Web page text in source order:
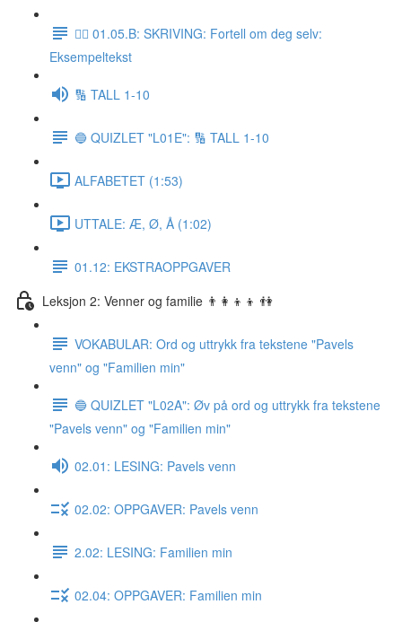
✍🏼 01.05.B: SKRIVING: Fortell om deg selv:
Eksempeltekst
🔢 TALL 1-10
🔵 QUIZLET "L01E": 🔢 TALL 1-10
ALFABETET (1:53)
UTTALE: Æ, Ø, Å (1:02)
01.12: EKSTRAOPPGAVER
Leksjon 2: Venner og familie 👨‍👩‍👦‍👦 👫
VOKABULAR: Ord og uttrykk fra tekstene "Pavels
venn" og "Familien min"
🔵 QUIZLET "L02A": Øv på ord og uttrykk fra tekstene
"Pavels venn" og "Familien min"
02.01: LESING: Pavels venn
02.02: OPPGAVER: Pavels venn
2.02: LESING: Familien min
02.04: OPPGAVER: Familien min